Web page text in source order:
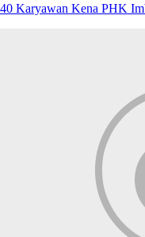
40 Karyawan Kena PHK